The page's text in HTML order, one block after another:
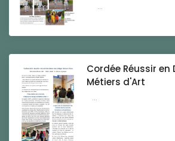
...
Cordée Réussir en
Métiers d'Art
...